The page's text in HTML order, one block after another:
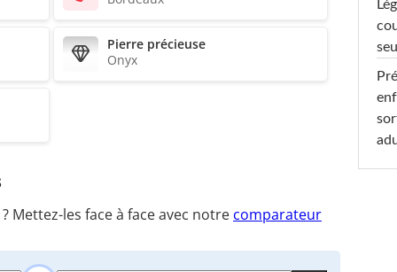
Pierre précieuse
Onyx
Mettez-les face à face avec notre comparateur